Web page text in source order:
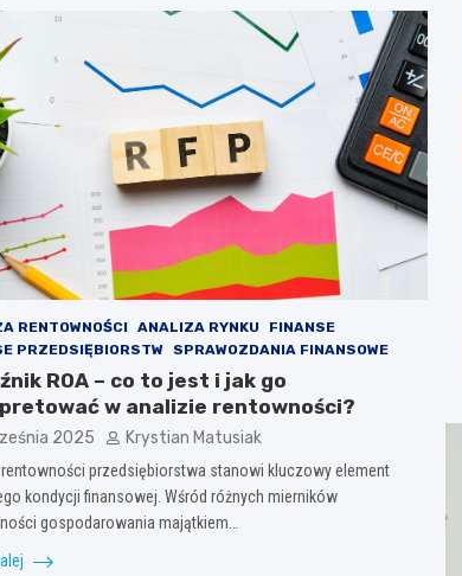
RENTOWNOŚCI ANALIZA RYNKU
FINANSE
PRZEDSIĘBIORSTW
SPRAWOZDANIA FINANSOWE
ROA – co to jest i jak go
w analizie rentowności?
2025 Krystian Matusiak
przedsiębiorstwa stanowi kluczowy element
kondycji finansowej. Wśród różnych mierników
gospodarowania majątkiem…